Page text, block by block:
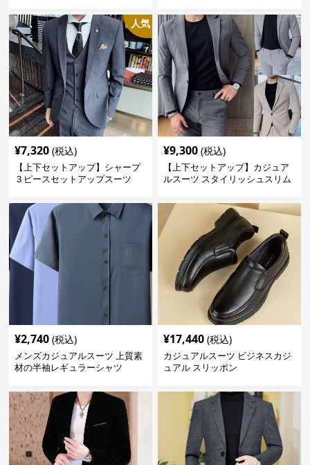
人気
¥7,320 (税込)
【上下セットアップ】シャープ
３ピースセットアップスーツ
¥9,300 (税込)
【上下セットアップ】カジュア
ルスーツ スタイリッシュスリム
¥2,740 (税込)
メンズカジュアルスーツ 上質素
材の半袖レギュラーシャツ
¥17,440 (税込)
カジュアルスーツ ビジネスカジ
ュアル スリッポン